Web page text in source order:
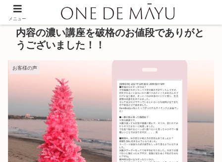
内容の濃い講座を破格のお値段でありがと
うございました！！
お客様の声
メニュー